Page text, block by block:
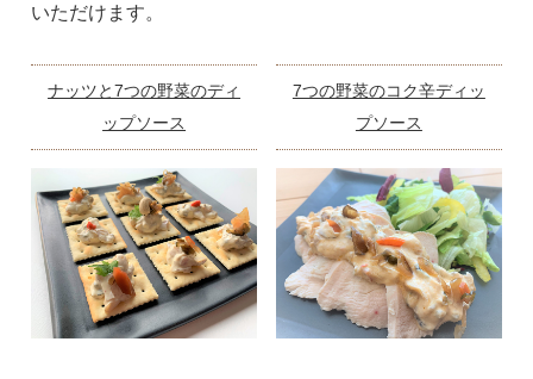
いただけます。
ナッツと7つの野菜のディ
ップソース
7つの野菜のコク辛ディッ
プソース